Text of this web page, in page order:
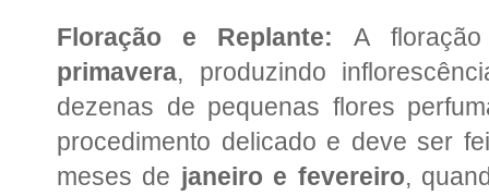
Floração e Replante: A
primavera, produzindo
dezenas de pequenas flores
procedimento delicado e deve ser
meses de janeiro e fevereiro,